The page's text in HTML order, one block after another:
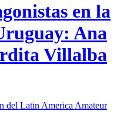
en la
Ana
Villalba